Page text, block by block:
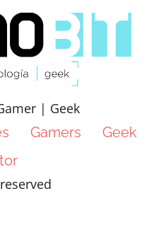
| Geek
Gamers
Geek